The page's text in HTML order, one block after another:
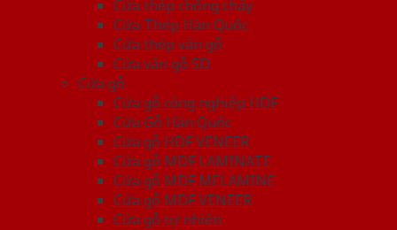
Cửa thép chống cháy
Cửa Thép Hàn Quốc
Cửa thép vân gỗ
Cửa vân gỗ 5D
Cửa gỗ
Cửa gỗ công nghiệp HDF
Cửa Gỗ Hàn Quốc
Cửa gỗ HDF VENEER
Cửa gỗ MDF LAMINATE
Cửa gỗ MDF MELAMINE
Cửa gỗ MDF VENEER
Cửa gỗ tự nhiên